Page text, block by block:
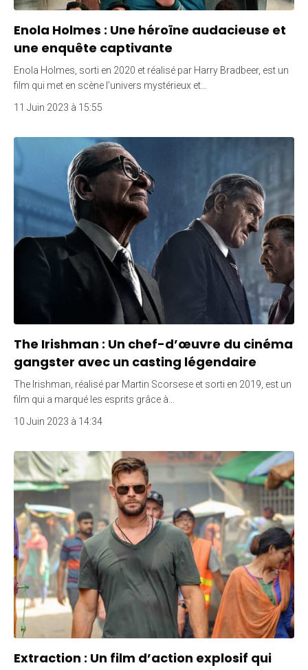
Enola Holmes : Une héroïne audacieuse et
une enquête captivante
Enola Holmes, sorti en 2020 et réalisé par Harry Bradbeer, est un
film qui met en scène l’univers mystérieux et…
11 Juin 2023 à 15:55
The Irishman : Un chef-d’œuvre du cinéma
gangster avec un casting légendaire
The Irishman, réalisé par Martin Scorsese et sorti en 2019, est un
film qui a marqué les esprits grâce à…
10 Juin 2023 à 14:34
Extraction : Un film d’action explosif qui